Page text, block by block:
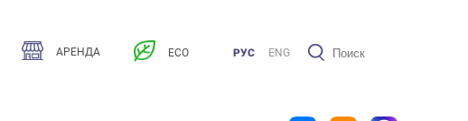
АРЕНДА ECO РУС ENG